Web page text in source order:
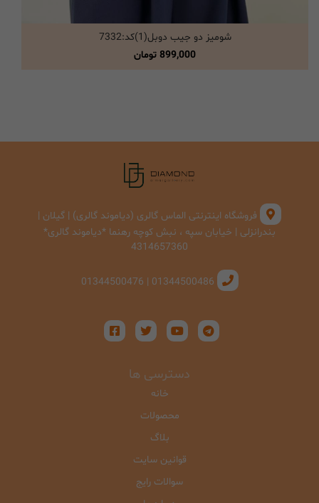
انتخاب گزینه ها
شومیز دو جیب دوبل(1)کد:7332
899,000 تومان
فروشگاه اینترنتی الماس گالری (دیاموند گالری) | گیلان |
بندرانزلی | خیابان سپه ، نبش کوچه رهنما *دیاموند گالری*
4314657360
01344500486 | 01344500476
دسترسی ها
خانه
محصولات
بلاگ
قوانین سایت
سوالات رایج